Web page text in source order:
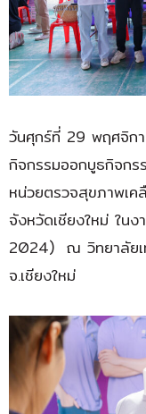
วันศุกร์ที่ 29 พฤศจิก
กิจกรรมออกบูธกิจกร
หน่วยตรวจสุขภาพเค
จังหวัดเชียงใหม่ ใน
2024) ณ วิทยาลัยเท
จ.เชียงใหม่